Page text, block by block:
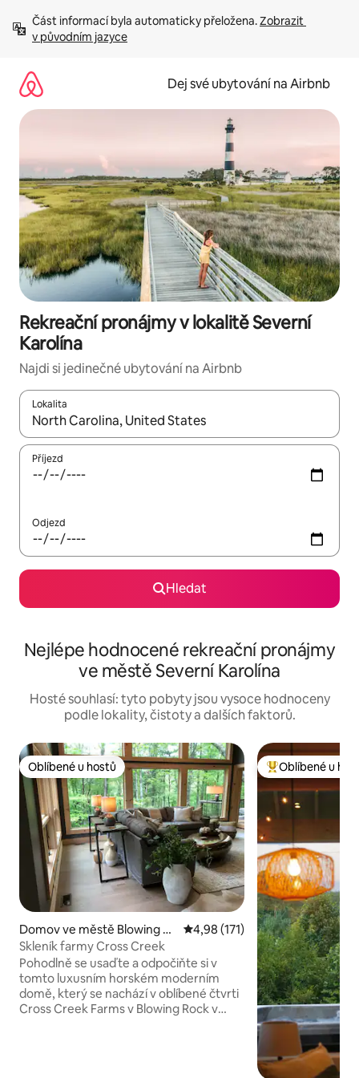
obsah
Část informací byla automaticky přeložena. Zobrazit
v původním jazyce
Dej své ubytování na Airbnb
Rekreační pronájmy v lokalitě Severní
Karolína
Najdi si jedinečné ubytování na Airbnb
Lokalita
Až budou výsledky k dispozici, můžeš si je procházet pomocí
Příjezd
Odjezd
Hledat
Nejlépe hodnocené rekreační pronájmy
ve městě Severní Karolína
Hosté souhlasí: tyto pobyty jsou vysoce hodnoceny
podle lokality, čistoty a dalších faktorů.
Oblíbené u hostů
Oblíbené u hostů
Domov ve městě Blowing Ro
ck
Průměrné hodnocení 4,98 z 5,
4,98 (171)
Skleník farmy Cross Creek
Pohodlně se usaďte a odpočiňte si v
tomto luxusním horském moderním
domě, který se nachází v oblíbené čtvrti
Cross Creek Farms v Blowing Rock v
Nejlepší v
Oblíbené u